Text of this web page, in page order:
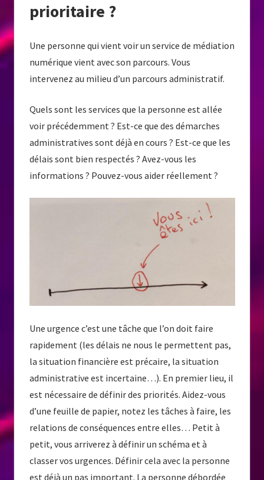
prioritaire ?
Une personne qui vient voir un service de médiation
numérique vient avec son parcours. Vous
intervenez au milieu d’un parcours administratif.
Quels sont les services que la personne est allée
voir précédemment ? Est-ce que des démarches
administratives sont déjà en cours ? Est-ce que les
délais sont bien respectés ? Avez-vous les
informations ? Pouvez-vous aider réellement ?
Une urgence c’est une tâche que l’on doit faire
rapidement (les délais ne nous le permettent pas,
la situation financière est précaire, la situation
administrative est incertaine…). En premier lieu, il
est nécessaire de définir des priorités. Aidez-vous
d’une feuille de papier, notez les tâches à faire, les
relations de conséquences entre elles… Petit à
petit, vous arriverez à définir un schéma et à
classer vos urgences. Définir cela avec la personne
est déjà un pas important. La personne débordée